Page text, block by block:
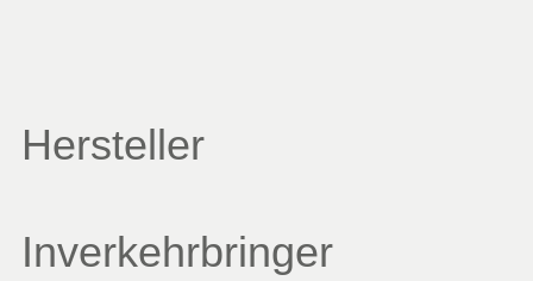
Hersteller
Inverkehrbringer